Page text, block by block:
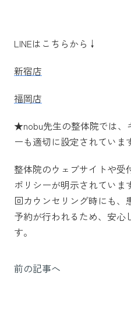
LINEはこちらから↓
新宿店
福岡店
★nobu先生の整体院では、
ーも適切に設定されていま
整体院のウェブサイトや受
ポリシーが明示されてい
回カウンセリング時にも
予約が行われるため、安心
す。
前の記事へ